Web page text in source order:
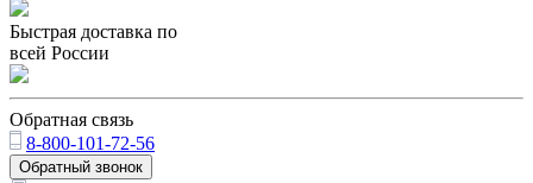
Быстрая доставка по
всей России
Обратная связь
8-800-101-72-56
Обратный звонок